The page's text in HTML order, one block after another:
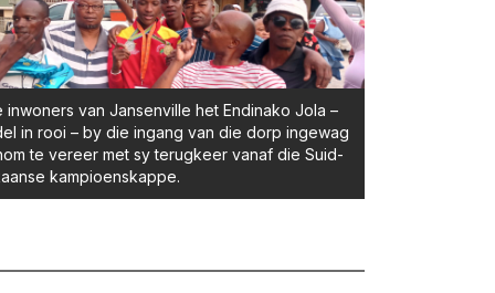
inwoners van Jansenville het Endinako Jola –
in rooi – by die ingang van die dorp ingewag
te vereer met sy terugkeer vanaf die Suid-
kampioenskappe.